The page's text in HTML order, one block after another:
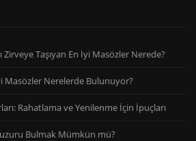
Zirveye Taşıyan En İyi Masözler Nerede?
Masözler Nerelerde Bulunuyor?
Rahatlama ve Yenilenme İçin İpuçları
Bulmak Mümkün mü?